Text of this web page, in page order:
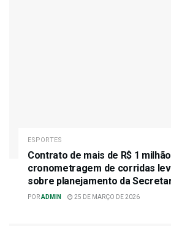
ESPORTES
Contrato de mais de R$ 1
cronometragem de corridas
sobre planejamento da
PORADMIN 25 DE MARÇO DE 2026